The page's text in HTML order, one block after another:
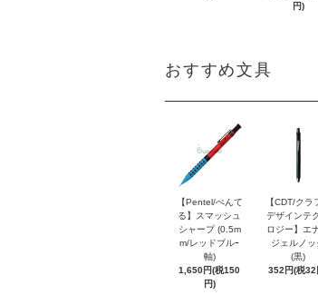
円)
おすすめ文具
【Pentel/ぺんて
る】スマッシュ
シャープ (0.5m
m/レッドブルｰ
軸)
1,650円(税150
円)
【CDT/クラ
デザインテ
ロジー】エ
ジェルノッ
(黒)
352円(税32